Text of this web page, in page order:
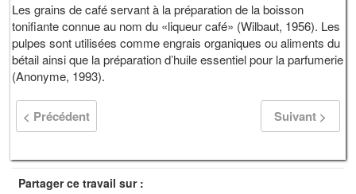
Les grains de café servant à la préparation de la boisson
tonifiante connue au nom du «liqueur café» (Wilbaut, 1956). Les
pulpes sont utilisées comme engrais organiques ou aliments du
bétail ainsi que la préparation d’huile essentiel pour la parfumerie
(Anonyme, 1993).
< Précédent Suivant >
Partager ce travail sur :